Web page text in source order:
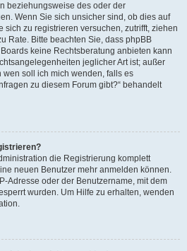
beziehungsweise des oder der
Wenn Sie sich unsicher sind, ob dies auf
sich zu registrieren versuchen, zutrifft, ziehen
Rate. Bitte beachten Sie, dass phpBB
keine Rechtsberatung anbieten kann
jeglicher Art ist; außer
wen soll ich mich wenden, falls es
zu diesem Forum gibt?“ behandelt
die Registrierung komplett
neuen Benutzer mehr anmelden können.
Adresse oder der Benutzername, mit dem
wurden. Um Hilfe zu erhalten, wenden